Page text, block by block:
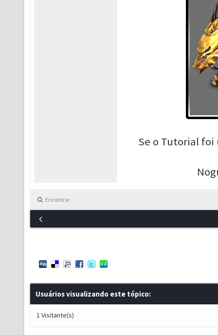
Se o Tutorial foi
Encontrar
Usuários visualizando este tópico:
1 Visitante(s)